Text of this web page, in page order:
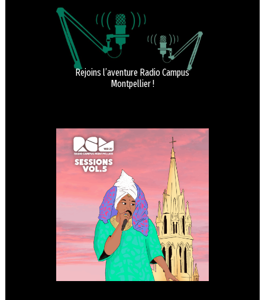
Rejoins l’aventure Radio Campus
Montpellier !